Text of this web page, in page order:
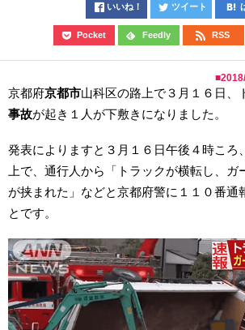
いいね！ ツイート
Pocket Feedly RSS
■
京都府京都市山科区の路上で３月１６日、
事故が起き１人が下敷きになりました。
発表によりますと３月１６日午後４時ころ
上で、通行人から「トラックが横転し、ガ
が挟まれた」などと京都府警に１１０番通
とです。